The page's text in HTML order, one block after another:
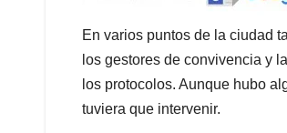
En varios puntos de la ciudad
los gestores de convivencia y
los protocolos. Aunque hubo
tuviera que intervenir.